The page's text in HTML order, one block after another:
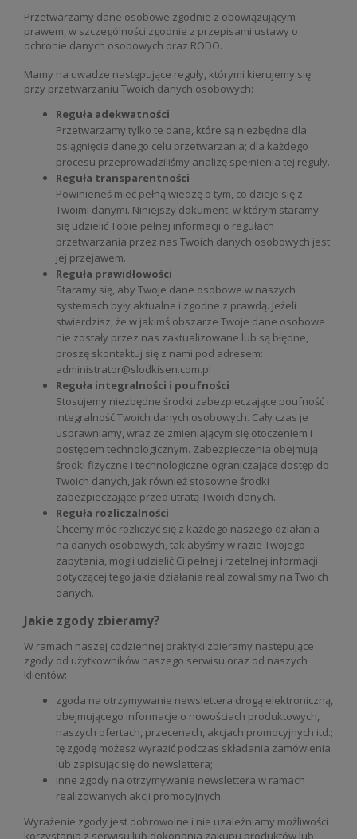
Przetwarzamy dane osobowe zgodnie z obowiązującym
prawem, w szczególności zgodnie z przepisami ustawy o
ochronie danych osobowych oraz RODO.
Mamy na uwadze następujące reguły, którymi kierujemy się
przy przetwarzaniu Twoich danych osobowych:
Reguła adekwatności
Przetwarzamy tylko te dane, które są niezbędne dla
osiągnięcia danego celu przetwarzania; dla każdego
procesu przeprowadziliśmy analizę spełnienia tej reguły.
Reguła transparentności
Powinieneś mieć pełną wiedzę o tym, co dzieje się z
Twoimi danymi. Niniejszy dokument, w którym staramy
się udzielić Tobie pełnej informacji o regułach
przetwarzania przez nas Twoich danych osobowych jest
jej przejawem.
Reguła prawidłowości
Staramy się, aby Twoje dane osobowe w naszych
systemach były aktualne i zgodne z prawdą. Jeżeli
stwierdzisz, że w jakimś obszarze Twoje dane osobowe
nie zostały przez nas zaktualizowane lub są błędne,
proszę skontaktuj się z nami pod adresem:
administrator@slodkisen.com.pl
Reguła integralności i poufności
Stosujemy niezbędne środki zabezpieczające poufność i
integralność Twoich danych osobowych. Cały czas je
usprawniamy, wraz ze zmieniającym się otoczeniem i
postępem technologicznym. Zabezpieczenia obejmują
środki fizyczne i technologiczne ograniczające dostęp do
Twoich danych, jak również stosowne środki
zabezpieczające przed utratą Twoich danych.
Reguła rozliczalności
Chcemy móc rozliczyć się z każdego naszego działania
na danych osobowych, tak abyśmy w razie Twojego
zapytania, mogli udzielić Ci pełnej i rzetelnej informacji
dotyczącej tego jakie działania realizowaliśmy na Twoich
danych.
Jakie zgody zbieramy?
W ramach naszej codziennej praktyki zbieramy następujące
zgody od użytkowników naszego serwisu oraz od naszych
klientów:
zgoda na otrzymywanie newslettera drogą elektroniczną,
obejmującego informacje o nowościach produktowych,
naszych ofertach, przecenach, akcjach promocyjnych itd.;
tę zgodę możesz wyrazić podczas składania zamówienia
lub zapisując się do newslettera;
inne zgody na otrzymywanie newslettera w ramach
realizowanych akcji promocyjnych.
Wyrażenie zgody jest dobrowolne i nie uzależniamy możliwości
korzystania z serwisu lub dokonania zakupu produktów lub